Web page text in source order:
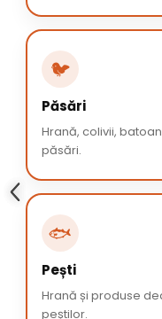
🐦
Păsări
Hrană, colivii,
păsări.
🐟
Pești
Hrană și produse
peștilor.